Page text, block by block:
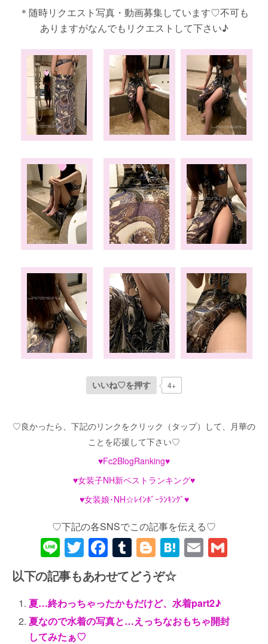
＊随時リクエスト写真・動画募集しています♡不可も
ありますがなんでもリクエストして下さい♪
いいね♡を押す 4+
♡良かったら、下記のリンクをクリック（タップ）して、月華の
ことを応援して下さい♡
♥Fc2BlogRanking♥
♥女装子NH新ベストランキング♥
♥女装娘･NH☆ﾚｲﾝﾎﾞｰﾗﾝｷﾝｸﾞ♥
♡下記の各SNSでこの記事を伝える♡
Li
n
e
T
wi
tt
er
F
a
c
e
b
T
u
m
bl
r
Bl
o
g
g
er
H
at
n
a
E
m
以下の記事もあわせてどうぞ☆
夏…終わっちゃったかもだけど、水着part2♪
夏なので水着の写真と…えっちなおもちゃ開封
してみたぁ♡